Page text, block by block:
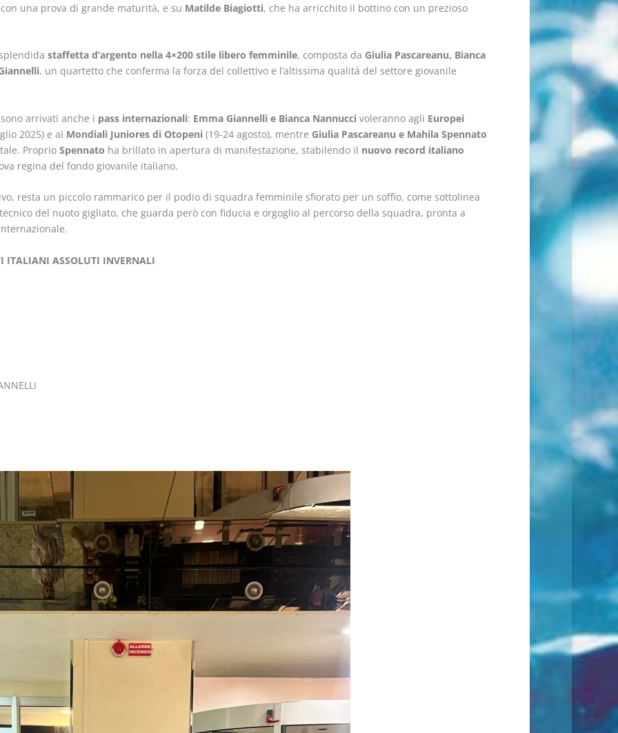
una prova di grande maturità, e su Matilde Biagiotti, che ha arricchito il bottino con un prezioso
staffetta d’argento nella 4×200 stile libero femminile, composta da Giulia Pascareanu, Bianca
, un quartetto che conferma la forza del collettivo e l’altissima qualità del settore giovanile
arrivati anche i pass internazionali: Emma Giannelli e Bianca Nannucci voleranno agli Europei
2025) e ai Mondiali Juniores di Otopeni (19-24 agosto), mentre Giulia Pascareanu e Mahila Spennato
Proprio Spennato ha brillato in apertura di manifestazione, stabilendo il nuovo record italiano
regina del fondo giovanile italiano.
resta un piccolo rammarico per il podio di squadra femminile sfiorato per un soffio, come sottolinea
del nuoto gigliato, che guarda però con fiducia e orgoglio al percorso della squadra, pronta a
ITALIANI ASSOLUTI INVERNALI